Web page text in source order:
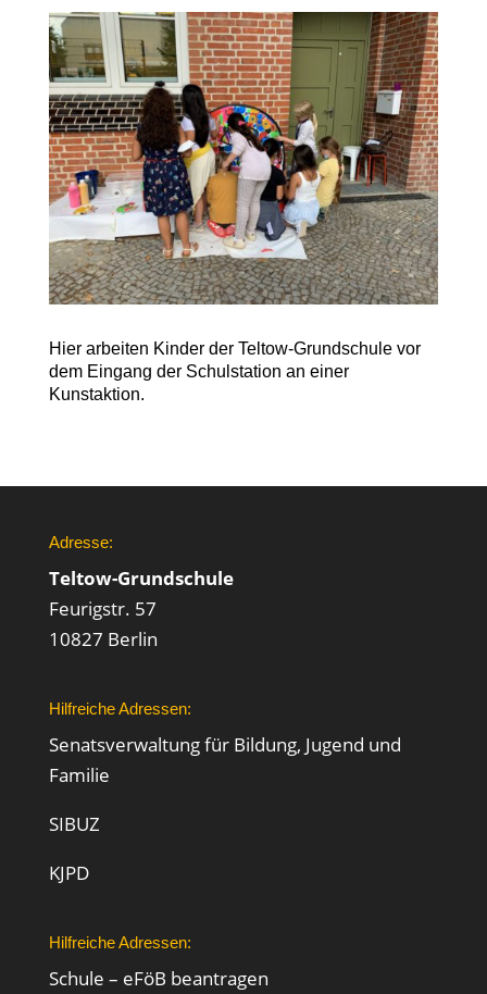
Hier arbeiten Kinder der Teltow-Grundschule vor
dem Eingang der Schulstation an einer
Kunstaktion.
Adresse:
Teltow-Grundschule
Feurigstr. 57
10827 Berlin
Hilfreiche Adressen:
Senatsverwaltung für Bildung, Jugend und
Familie
SIBUZ
KJPD
Hilfreiche Adressen:
Schule – eFöB beantragen